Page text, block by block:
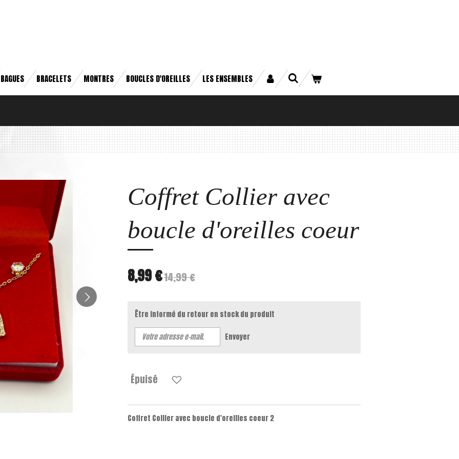
BAGUES BRACELETS MONTRES BOUCLES D'OREILLES LES ENSEMBLES
Coffret Collier avec
boucle d'oreilles coeur
8,99 €14,99 €
Être informé du retour en stock du produit
Envoyer
Épuisé
Coffret Collier avec boucle d'oreilles coeur 2